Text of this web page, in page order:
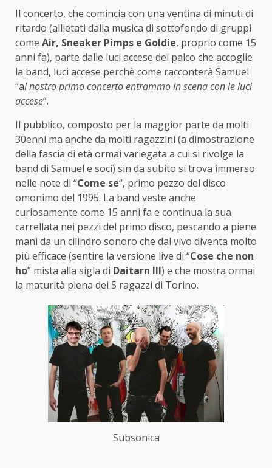
Il concerto, che comincia con una ventina di minuti di
ritardo (allietati dalla musica di sottofondo di gruppi
come Air, Sneaker Pimps e Goldie, proprio come 15
anni fa), parte dalle luci accese del palco che accoglie
la band, luci accese perchè come racconterà Samuel
“al nostro primo concerto entrammo in scena con le luci
accese“.
Il pubblico, composto per la maggior parte da molti
30enni ma anche da molti ragazzini (a dimostrazione
della fascia di età ormai variegata a cui si rivolge la
band di Samuel e soci) sin da subito si trova immerso
nelle note di “Come se“, primo pezzo del disco
omonimo del 1995. La band veste anche
curiosamente come 15 anni fa e continua la sua
carrellata nei pezzi del primo disco, pescando a piene
mani da un cilindro sonoro che dal vivo diventa molto
più efficace (sentire la versione live di “Cose che non
ho” mista alla sigla di Daitarn III) e che mostra ormai
la maturità piena dei 5 ragazzi di Torino.
Subsonica